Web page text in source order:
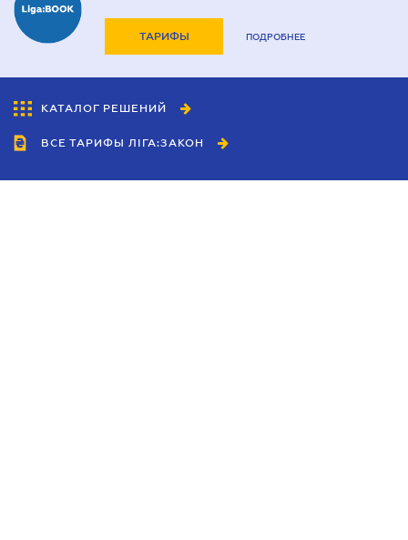
ТАРИФЫ ПОДРОБНЕЕ
КАТАЛОГ РЕШЕНИЙ
ВСЕ ТАРИФЫ ЛІГА:ЗАКОН